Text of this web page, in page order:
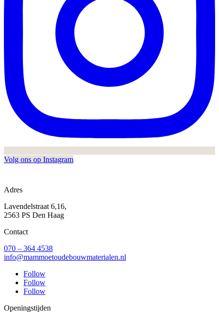
Volg ons op Instagram
Adres
Lavendelstraat 6,16,
2563 PS Den Haag
Contact
070 – 364 4538
info@mammoetoudebouwmaterialen.nl
Follow
Follow
Follow
Openingstijden